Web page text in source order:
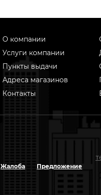
О компании
Услуги компании
Пункты выдачи
Адреса магазинов
Контакты
Жалоба Предложение